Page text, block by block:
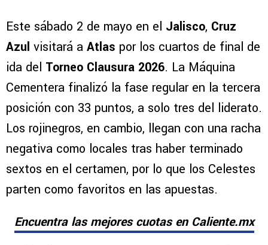
Este sábado 2 de mayo en el Jalisco, Cruz
Azul visitará a Atlas por los cuartos de final de
ida del Torneo Clausura 2026. La Máquina
Cementera finalizó la fase regular en la tercera
posición con 33 puntos, a solo tres del liderato.
Los rojinegros, en cambio, llegan con una racha
negativa como locales tras haber terminado
sextos en el certamen, por lo que los Celestes
parten como favoritos en las apuestas.
Encuentra las mejores cuotas en Caliente.mx